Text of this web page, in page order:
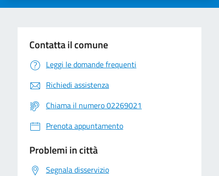
Contatta il comune
Leggi le domande frequenti
Richiedi assistenza
Chiama il numero 02269021
Prenota appuntamento
Problemi in città
Segnala disservizio